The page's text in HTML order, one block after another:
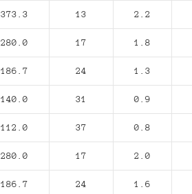
373.3 13 2.2
280.0 17 1.8
186.7 24 1.3
140.0 31 0.9
112.0 37 0.8
280.0 17 2.0
186.7 24 1.6